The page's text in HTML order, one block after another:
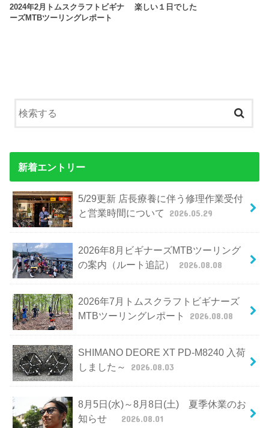
2024年2月トムスクラフトビギナ
ーズMTBツーリングレポート
楽しい１日でした
新着エントリー
5/29更新 店長療養に伴う修理作業受付
と営業時間について
2026.05.29
2026年8月ビギナーズMTBツーリング
の案内（ルート追記）
2026.08.08
2026年7月トムスクラフトビギナーズ
MTBツーリングレポート
2026.08.08
SHIMANO DEORE XT PD-M8240 入荷
しました～
2026.08.03
8月5日(水)～8月8日(土) 夏季休業のお
知らせ
2026.08.01